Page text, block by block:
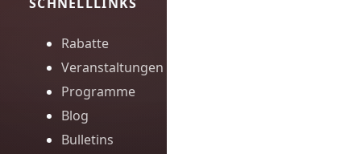
Rabatte
Veranstaltungen
Programme
Blog
Bulletins